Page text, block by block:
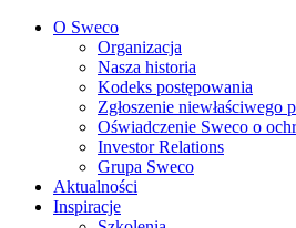
O Sweco
Organizacja
Nasza historia
Kodeks postępowania
Zgłoszenie niewłaściwego
Oświadczenie Sweco o
Investor Relations
Grupa Sweco
Aktualności
Inspiracje